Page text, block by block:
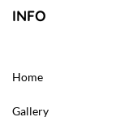
INFO
Home
Gallery